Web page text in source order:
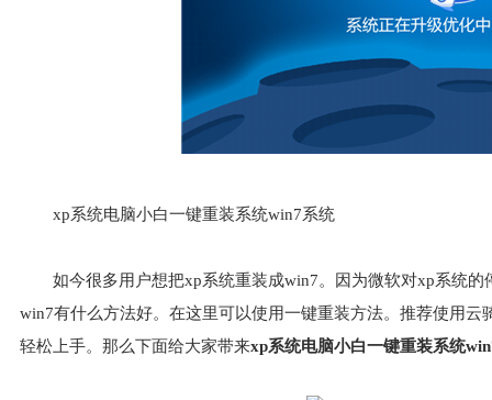
xp系统电脑小白一键重装系统win7系统
如今很多用户想把xp系统重装成win7。因为微软对xp系统
win7有什么方法好。在这里可以使用一键重装方法。推荐使用
轻松上手。那么下面给大家带来xp系统电脑小白一键重装系统